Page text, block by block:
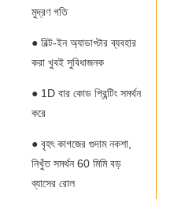
মুদ্রণ গতি
● বিল্ট-ইন অ্যাডাপ্টার ব্যবহার
করা খুবই সুবিধাজনক
● 1D বার কোড প্রিন্টিং সমর্থন
করে
● বৃহৎ কাগজের গুদাম নকশা,
নিখুঁত সমর্থন 60 মিমি বড়
ব্যাসের রোল